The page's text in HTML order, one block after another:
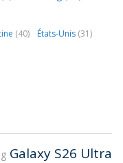
(40) États-Unis (31)
Galaxy S26 Ultra